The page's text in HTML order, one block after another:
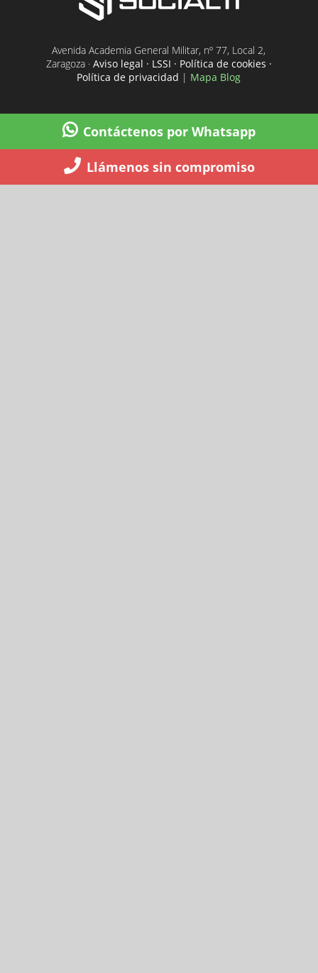
Avenida Academia General Militar, nº 77, Local 2,
Zaragoza · Aviso legal · LSSI · Política de cookies ·
Política de privacidad | Mapa Blog
Contáctenos por Whatsapp
Llámenos sin compromiso